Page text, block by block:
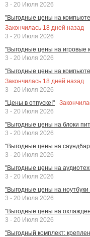
3 - 20 Июля 2026
"Выгодные цены на
Закончилась 18 дней назад
3 - 20 Июля 2026
"Выгодные цены на игровые
3 - 20 Июля 2026
"Выгодные цены на
Закончилась 18 дней назад
3 - 20 Июля 2026
"Цены в отпуске!"
3 - 20 Июля 2026
"Выгодные цены на блоки
3 - 20 Июля 2026
"Выгодные цены на
3 - 20 Июля 2026
"Выгодные цены на
3 - 20 Июля 2026
"Выгодные цены на ноутбуки
3 - 20 Июля 2026
"Выгодные цены на
3 - 20 Июля 2026
"Выгодный комплект: